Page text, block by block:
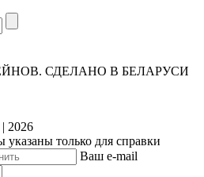
СДЕЛАНО В БЕЛАРУСИ
2026
только для справки
Ваш e-mail